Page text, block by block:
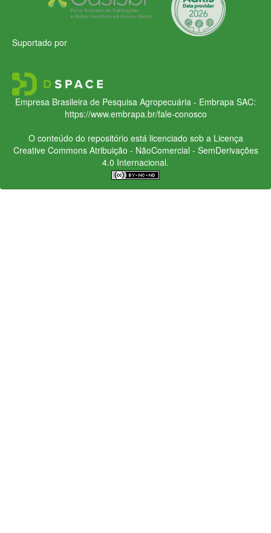
Suportado por
Empresa Brasileira de Pesquisa Agropecuária - Embrapa SAC:
https://www.embrapa.br/fale-conosco
O conteúdo do repositório está licenciado sob a Licença
Creative CommonsAtribuição - NãoComercial - SemDerivações
4.0 Internacional.